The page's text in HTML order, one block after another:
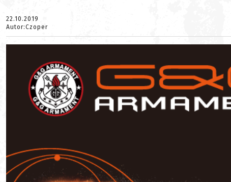
22.10.2019
Autor:Czoper